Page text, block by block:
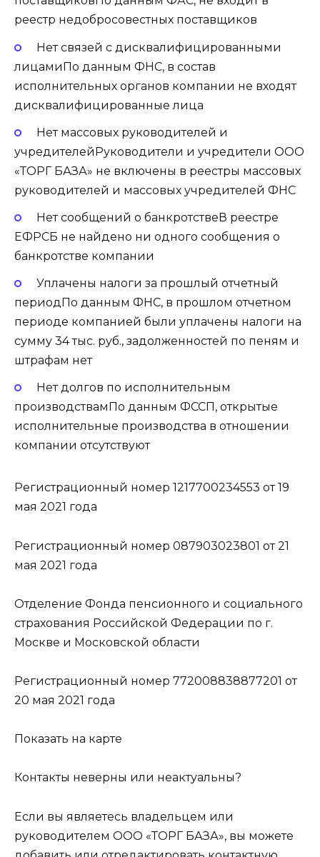
реестр недобросовестных поставщиков
Нет связей с дисквалифицированными
лицамиПо данным ФНС, в состав
исполнительных органов компании не входят
дисквалифицированные лица
Нет массовых руководителей и
учредителейРуководители и учредители ООО
«ТОРГ БАЗА» не включены в реестры массовых
руководителей и массовых учредителей ФНС
Нет сообщений о банкротствеВ реестре
ЕФРСБ не найдено ни одного сообщения о
банкротстве компании
Уплачены налоги за прошлый отчетный
периодПо данным ФНС, в прошлом отчетном
периоде компанией были уплачены налоги на
сумму 34 тыс. руб., задолженностей по пеням и
штрафам нет
Нет долгов по исполнительным
производствамПо данным ФССП, открытые
исполнительные производства в отношении
компании отсутствуют
Регистрационный номер 1217700234553 от 19
мая 2021 года
Регистрационный номер 087903023801 от 21
мая 2021 года
Отделение Фонда пенсионного и социального
страхования Российской Федерации по г.
Москве и Московской области
Регистрационный номер 772008838877201 от
20 мая 2021 года
Показать на карте
Контакты неверны или неактуальны?
Если вы являетесь владельцем или
руководителем ООО «ТОРГ БАЗА», вы можете